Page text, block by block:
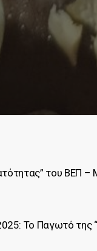
του ΒΕΠ –
Το Παγωτό